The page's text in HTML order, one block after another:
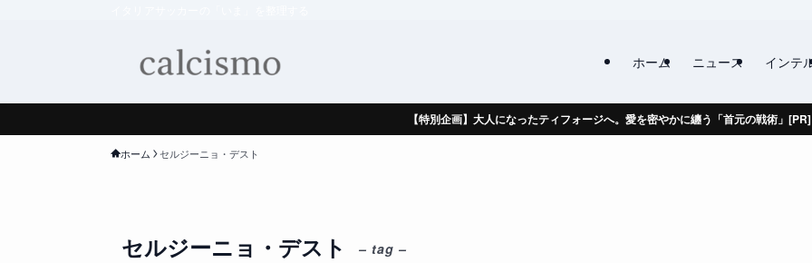
ホーム ニュース インテ
【特別企画】大人になったティフォージへ。愛を密やかに纏う「首元の戦術」[PR]
ホーム セルジーニョ・デスト
セルジーニョ・デスト – tag –